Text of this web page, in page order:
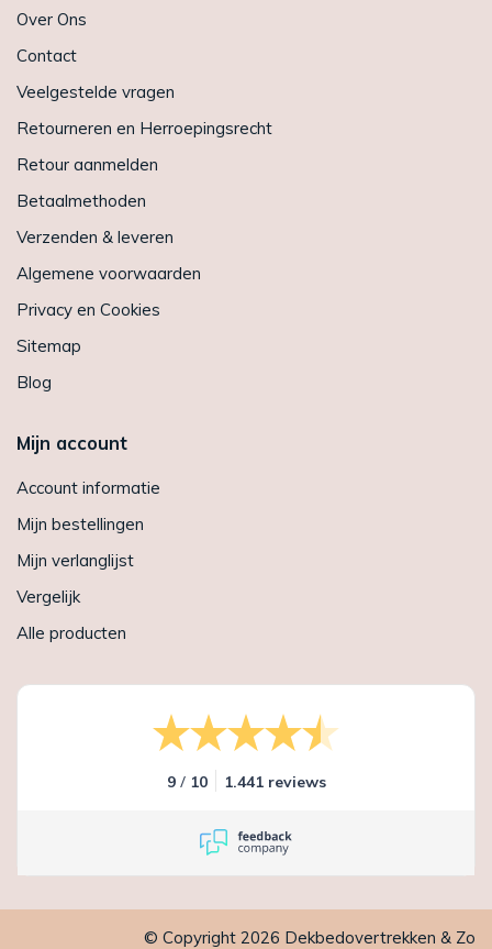
Over Ons
Contact
Veelgestelde vragen
Retourneren en Herroepingsrecht
Retour aanmelden
Betaalmethoden
Verzenden & leveren
Algemene voorwaarden
Privacy en Cookies
Sitemap
Blog
Mijn account
Account informatie
Mijn bestellingen
Mijn verlanglijst
Vergelijk
Alle producten
9 / 10 1.441 reviews
© Copyright 2026 Dekbedovertrekken & Zo